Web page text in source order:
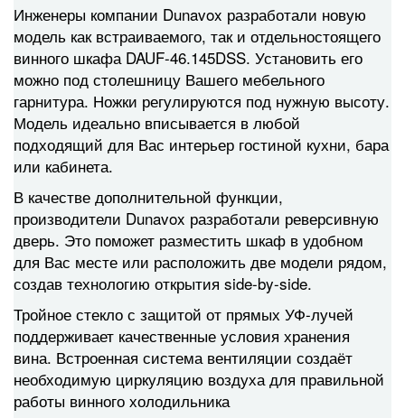
Инженеры компании Dunavox разработали новую
модель как встраиваемого, так и отдельностоящего
винного шкафа DAUF-46.145DSS. Установить его
можно под столешницу Вашего мебельного
гарнитура. Ножки регулируются под нужную высоту.
Модель идеально вписывается в любой
подходящий для Вас интерьер гостиной кухни, бара
или кабинета.
В качестве дополнительной функции,
производители Dunavox разработали реверсивную
дверь. Это поможет разместить шкаф в удобном
для Вас месте или расположить две модели рядом,
создав технологию открытия side-by-side.
Тройное стекло с защитой от прямых УФ-лучей
поддерживает качественные условия хранения
вина. Встроенная система вентиляции создаёт
необходимую циркуляцию воздуха для правильной
работы винного холодильника